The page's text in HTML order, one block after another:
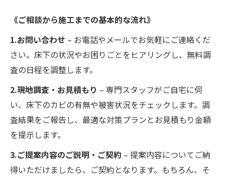
《ご相談から施工までの基本的な流れ》
1.お問い合わせ – お電話やメールでお気軽にご連絡くだ
さい。床下の状況やお困りごとをヒアリングし、無料調
査の日程を調整します。
2.現地調査・お見積もり – 専門スタッフがご自宅に伺
い、床下のカビの有無や被害状況をチェックします。調
査結果をご報告し、最適な対策プランとお見積もり金額
を提示します。
3.ご提案内容のご説明・ご契約 – 提案内容についてご納
得いただけましたら、ご契約となります。もちろん、そ